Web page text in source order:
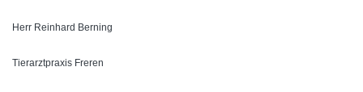
Herr Reinhard Berning
Tierarztpraxis Freren